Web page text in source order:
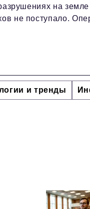
на
не поступало.
и тренды